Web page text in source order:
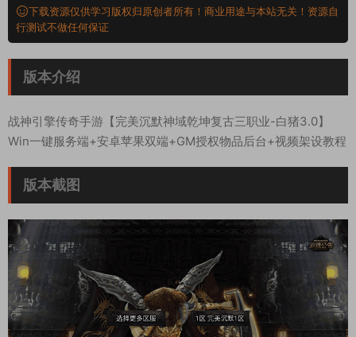
下载资源仅供学习版权归原创者所有！商业用途与本站无关！资源自
行测试不做任何保证
版本介绍
战神引擎传奇手游【完美沉默神域乾坤复古三职业-白猪3.0】
Win一键服务端+安卓苹果双端+GM授权物品后台+视频架设教程
版本截图